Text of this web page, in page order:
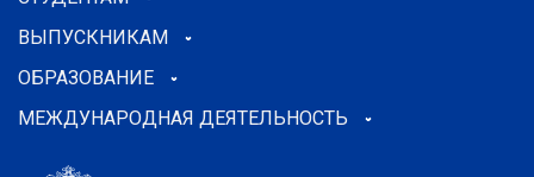
ВЫПУСКНИКАМ
ОБРАЗОВАНИЕ
МЕЖДУНАРОДНАЯ ДЕЯТЕЛЬНОСТЬ